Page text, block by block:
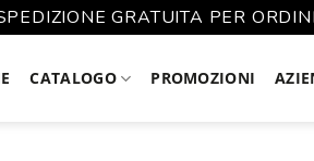
GRATUITA PER
CATALOGO PROMOZIONI